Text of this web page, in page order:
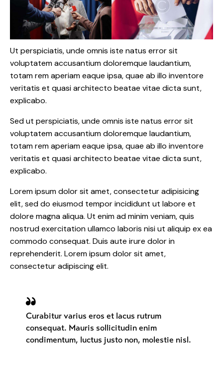
Ut perspiciatis, unde omnis iste natus error sit
voluptatem accusantium doloremque laudantium,
totam rem aperiam eaque ipsa, quae ab illo inventore
veritatis et quasi architecto beatae vitae dicta sunt,
explicabo.
Sed ut perspiciatis, unde omnis iste natus error sit
voluptatem accusantium doloremque laudantium,
totam rem aperiam eaque ipsa, quae ab illo inventore
veritatis et quasi architecto beatae vitae dicta sunt,
explicabo.
Lorem ipsum dolor sit amet, consectetur adipisicing
elit, sed do eiusmod tempor incididunt ut labore et
dolore magna aliqua. Ut enim ad minim veniam, quis
nostrud exercitation ullamco laboris nisi ut aliquip ex ea
commodo consequat. Duis aute irure dolor in
reprehenderit. Lorem ipsum dolor sit amet,
consectetur adipiscing elit.
Curabitur varius eros et lacus rutrum
consequat. Mauris sollicitudin enim
condimentum, luctus justo non, molestie nisl.